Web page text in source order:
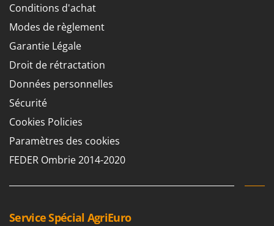
Conditions d'achat
Modes de règlement
Garantie Légale
Droit de rétractation
Données personnelles
Sécurité
Cookies Policies
Paramètres des cookies
FEDER Ombrie 2014-2020
Service Spécial AgriEuro